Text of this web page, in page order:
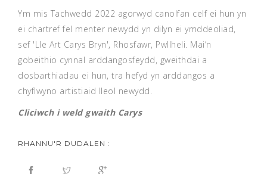
Ym mis Tachwedd 2022 agorwyd canolfan celf ei hun yn
ei chartref fel menter newydd yn dilyn ei ymddeoliad,
sef 'Lle Art Carys Bryn', Rhosfawr, Pwllheli. Mai’n
gobeithio cynnal arddangosfeydd, gweithdai a
dosbarthiadau ei hun, tra hefyd yn arddangos a
chyflwyno artistiaid lleol newydd.
Cliciwch i weld gwaith Carys
RHANNU'R DUDALEN :